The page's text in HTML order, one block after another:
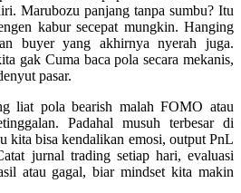
Marubozu panjang tanpa sumbu? Itu
kabur secepat mungkin. Hanging
buyer yang akhirnya nyerah juga.
gak Cuma baca pola secara mekanis,
pasar.
liat pola bearish malah FOMO atau
Padahal musuh terbesar di
kita bisa kendalikan emosi, output PnL
jurnal trading setiap hari, evaluasi
atau gagal, biar mindset kita makin